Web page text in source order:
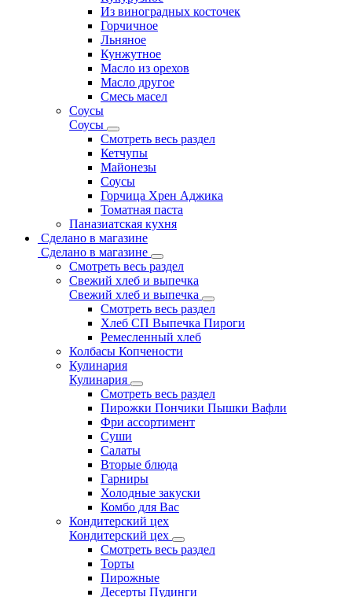
Из виноградных косточек
Горчичное
Льняное
Кунжутное
Масло из орехов
Масло другое
Смесь масел
Соусы
Соусы
Смотреть весь раздел
Кетчупы
Майонезы
Соусы
Горчица Хрен Аджика
Томатная паста
Паназиатская кухня
Сделано в магазине
Сделано в магазине
Смотреть весь раздел
Свежий хлеб и выпечка
Свежий хлеб и выпечка
Смотреть весь раздел
Хлеб СП Выпечка Пироги
Ремесленный хлеб
Колбасы Копчености
Кулинария
Кулинария
Смотреть весь раздел
Пирожки Пончики Пышки Вафли
Фри ассортимент
Суши
Салаты
Вторые блюда
Гарниры
Холодные закуски
Комбо для Вас
Кондитерский цех
Кондитерский цех
Смотреть весь раздел
Торты
Пирожные
Десерты Пудинги